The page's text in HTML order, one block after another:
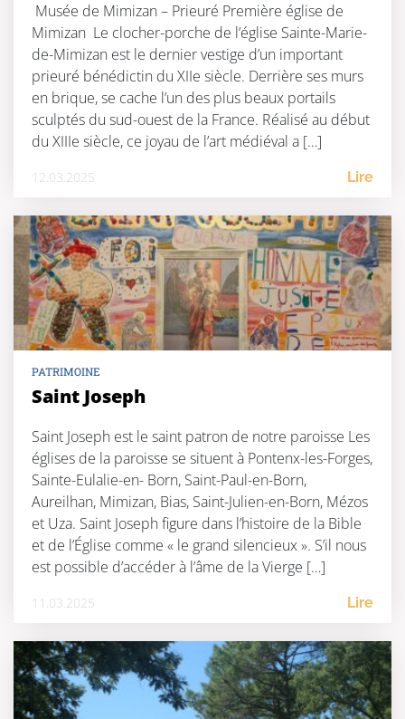
Musée de Mimizan – Prieuré Première église de
Mimizan Le clocher-porche de l’église Sainte-Marie-
de-Mimizan est le dernier vestige d’un important
prieuré bénédictin du XIIe siècle. Derrière ses murs
en brique, se cache l’un des plus beaux portails
sculptés du sud-ouest de la France. Réalisé au début
du XIIIe siècle, ce joyau de l’art médiéval a […]
12.03.2025 Lire
PATRIMOINE
Saint Joseph
Saint Joseph est le saint patron de notre paroisse Les
églises de la paroisse se situent à Pontenx-les-Forges,
Sainte-Eulalie-en- Born, Saint-Paul-en-Born,
Aureilhan, Mimizan, Bias, Saint-Julien-en-Born, Mézos
et Uza. Saint Joseph figure dans l’histoire de la Bible
et de l’Église comme « le grand silencieux ». S’il nous
est possible d’accéder à l’âme de la Vierge […]
11.03.2025 Lire